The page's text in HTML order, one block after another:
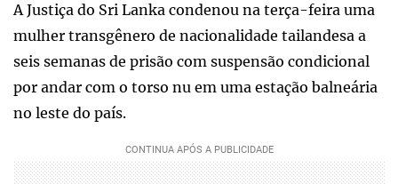
A Justiça do Sri Lanka condenou na terça-feira uma
mulher transgênero de nacionalidade tailandesa a
seis semanas de prisão com suspensão condicional
por andar com o torso nu em uma estação balneária
no leste do país.